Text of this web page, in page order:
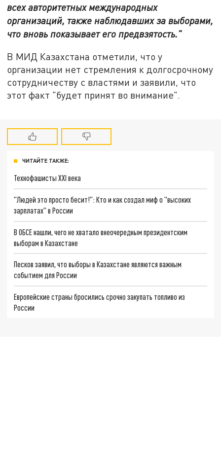
всех авторитетных международных
организаций, также наблюдавших за выборами,
что вновь показывает его предвзятость."
В МИД Казахстана отметили, что у
организации нет стремления к долгосрочному
сотрудничеству с властями и заявили, что
этот факт "будет принят во внимание".
ЧИТАЙТЕ ТАКЖЕ:
Технофашисты XXI века
"Людей это просто бесит!": Кто и как создал миф о "высоких
зарплатах" в России
В ОБСЕ нашли, чего не хватало внеочередным президентским
выборам в Казахстане
Песков заявил, что выборы в Казахстане являются важным
событием для России
Европейские страны бросились срочно закупать топливо из
России